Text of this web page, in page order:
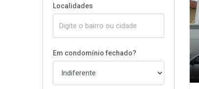
Localidades
Em condomínio fechado?